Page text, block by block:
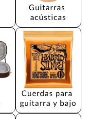
Guitarras
acústicas
Cuerdas para
guitarra y bajo